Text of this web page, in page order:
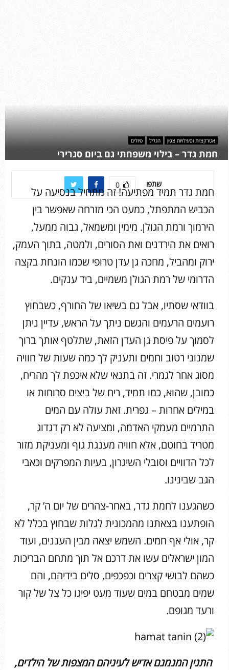
אטרקציות ופעילויות צפון הגליל טיולים
חמת גדר – בילוי משפחתי גם ביום סגרירי
שתפו 0
חמת גדר תמיד מפתיעה! זה מתחיל בנסיעה על
הכביש המתפתל, כמעט הכי מזרחה שאפשר בין
הירמוך ורמת הגולן. מימין ומשמאל, גבוה ממעל,
רואים את הירדנים ואת הסורים, ולמטה, בתוך העמק,
ירוק ומהביל, מחכה גן עדן טרופי שכמו הונחת בקצה
הדרומי של רמת הגולן משמיים, ביד ענקים.
בוודאי שסתיו, אבל גם בשיאו של החורף, כשבחוץ
רועמים הרעמים והגשם ניתך על הראש, עדיין ניתן
לסמוך על פיסת גן העדן הזאת, שתלטף אותך ברוך
שמנוני רטוב וחמים ותעניק לך כמה שעות של חוויה
מסוג אחר לגמרי. זה בתנאי שלא איכפת לך מהריח,
כמובן, שהוא, כמו תמיד, ריח של ביצים סרוחות או
במילים אחרות – גפרית. זאת עולה עם המים
התרמיים מעמקי האדמה, ומציעה לא רק דגדוג
מטריד בחוטם, אלא חוויה מענגת גוף ומעניקת מזור
לכל הדוויים וסובלי השיגרון, בעיות המפרקים וכאבי
הגב שבינינו.
כשהגענו לחמת גדר, באחר-צהרים של יום ה’ קר,
הופתענו בצאתנו מהמכונית לגלות שבחוץ בכלל לא
קר, אולי אף חמים. השמש יצאה מבין העננים, ועוד
המון ישראלים עשו את דרכם אל תוך מתחם הבריכות
כשהם לבושי קצרים וכפכפים, סלים בידיהם, והם
שמים מבטחם במים שעוד מעט יפיגו כל צל של קור
ורעד מגופם.
התנין המנמנם אדיש לעיניהם המצפות של הילדים,